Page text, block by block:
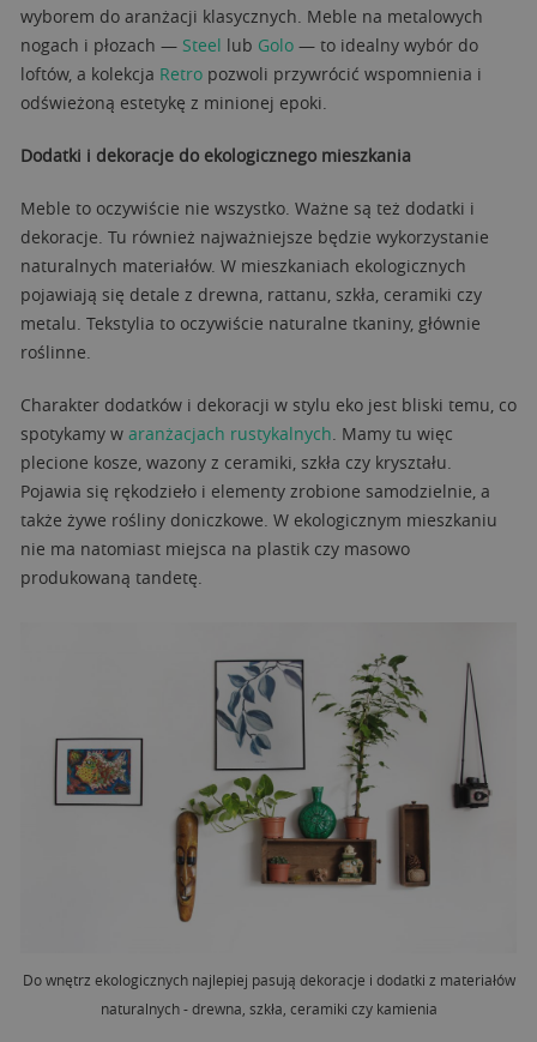
wyborem do aranżacji klasycznych. Meble na metalowych
nogach i płozach — Steel lub Golo — to idealny wybór do
loftów, a kolekcja Retro pozwoli przywrócić wspomnienia i
odświeżoną estetykę z minionej epoki.
Dodatki i dekoracje do ekologicznego mieszkania
Meble to oczywiście nie wszystko. Ważne są też dodatki i
dekoracje. Tu również najważniejsze będzie wykorzystanie
naturalnych materiałów. W mieszkaniach ekologicznych
pojawiają się detale z drewna, rattanu, szkła, ceramiki czy
metalu. Tekstylia to oczywiście naturalne tkaniny, głównie
roślinne.
Charakter dodatków i dekoracji w stylu eko jest bliski temu, co
spotykamy w aranżacjach rustykalnych . Mamy tu więc
plecione kosze, wazony z ceramiki, szkła czy kryształu.
Pojawia się rękodzieło i elementy zrobione samodzielnie, a
także żywe rośliny doniczkowe. W ekologicznym mieszkaniu
nie ma natomiast miejsca na plastik czy masowo
produkowaną tandetę.
Do wnętrz ekologicznych najlepiej pasują dekoracje i dodatki z materiałów
naturalnych - drewna, szkła, ceramiki czy kamienia